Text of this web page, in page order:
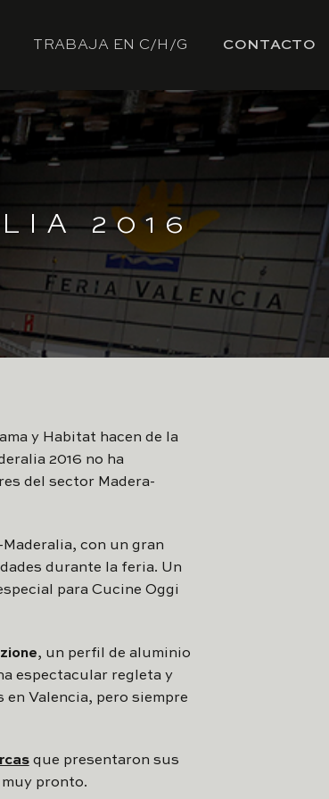
TRABAJA EN C/H/G CONTACTO
2016
y Habitat hacen de la
2016 no ha
del sector Madera-
con un gran
durante la feria. Un
para Cucine Oggi
, un perfil de aluminio
espectacular regleta y
Valencia, pero siempre
que presentaron sus
pronto.